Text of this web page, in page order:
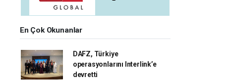
En Çok Okunanlar
DAFZ, Türkiye
operasyonlarını Interlink’e
devretti